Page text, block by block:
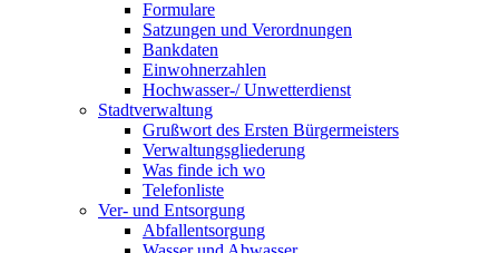
Formulare
Satzungen und Verordnungen
Bankdaten
Einwohnerzahlen
Hochwasser-/ Unwetterdienst
Stadtverwaltung
Grußwort des Ersten Bürgermeisters
Verwaltungsgliederung
Was finde ich wo
Telefonliste
Ver- und Entsorgung
Abfallentsorgung